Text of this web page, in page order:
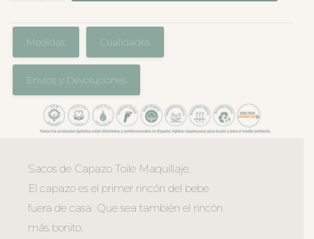
Medidas Cualidades
Envíos y Devoluciones
Sacos de Capazo Toile Maquillaje.
El capazo es el primer rincón del bebe
fuera de casa. Que sea también el rincón
más bonito.